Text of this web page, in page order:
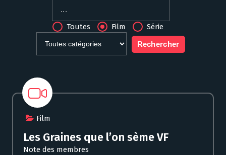
Toutes Film Série
Film
Les Graines que l’on sème VF
Note des membres